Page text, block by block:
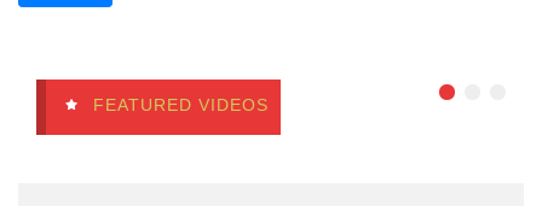
FEATURED VIDEOS